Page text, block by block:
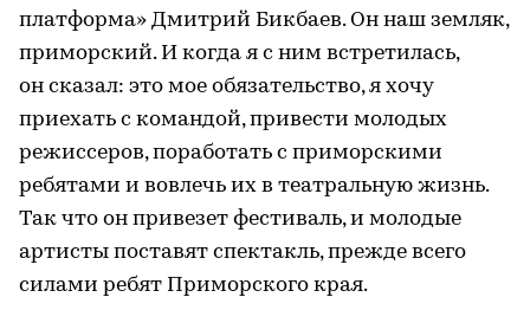
платформа» Дмитрий Бикбаев. Он наш земляк,
приморский. И когда я с ним встретилась,
он сказал: это мое обязательство, я хочу
приехать с командой, привести молодых
режиссеров, поработать с приморскими
ребятами и вовлечь их в театральную жизнь.
Так что он привезет фестиваль, и молодые
артисты поставят спектакль, прежде всего
силами ребят Приморского края.